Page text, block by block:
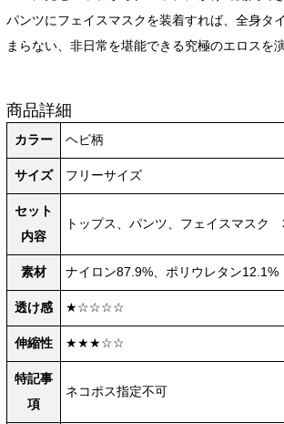
パンツにフェイスマスクを装着すれば、全身タ
まらない、非日常を堪能できる究極のエロスを
商品詳細
カラー ヘビ柄
サイズ フリーサイズ
セット
内容
トップス、パンツ、フェイスマスク
素材 ナイロン87.9%、ポリウレタン12.1%
透け感 ★☆☆☆☆
伸縮性 ★★★☆☆
特記事
項
ネコポス指定不可